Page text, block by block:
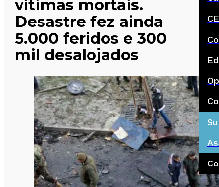
vítimas mortais.
Desastre fez ainda
5.000 feridos e 300
mil desalojados